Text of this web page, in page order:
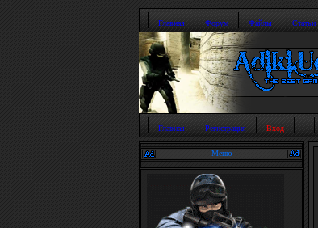
Главная Форум Файлы Статьи
Главная Регистрация Вход
Меню